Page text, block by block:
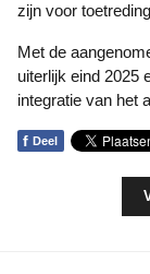
zijn voor
Met de aangenomen motie draagt de raad het college op om
uiterlijk eind 2025
integratie van het
f Deel